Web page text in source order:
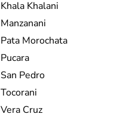
Khala Khalani
Manzanani
Pata Morochata
Pucara
San Pedro
Tocorani
Vera Cruz